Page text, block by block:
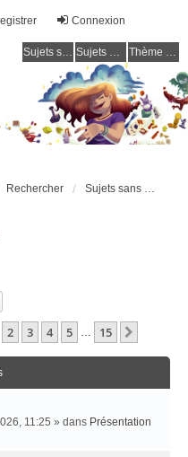
Connexion
Sujets sans réponse Sujets actifs Thème clair / foncé
Rechercher Sujets sans réponse
1Sur
2 3 4 5 … 15
11:25 » dans Présentation